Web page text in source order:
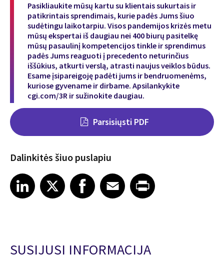
Pasikliaukite mūsų kartu su klientais sukurtais ir
patikrintais sprendimais, kurie padės Jums šiuo
sudėtingu laikotarpiu. Visos pandemijos krizės metu
mūsų ekspertai iš daugiau nei 400 biurų pasitelkę
mūsų pasaulinį kompetencijos tinkle ir sprendimus
padės Jums reaguoti į precedento neturinčius
iššūkius, atkurti verslą, atrasti naujus veiklos būdus.
Esame įsipareigoję padėti jums ir bendruomenėms,
kuriose gyvename ir dirbame. Apsilankykite
cgi.com/3R ir sužinokite daugiau.
Parsisiųsti PDF
Dalinkitės šiuo puslapiu
Share on LinkedIn
LinkedIn
Share on X Share on Facebook
Facebook
Share on EmailEmailShare on Print
SUSIJUSI INFORMACIJA